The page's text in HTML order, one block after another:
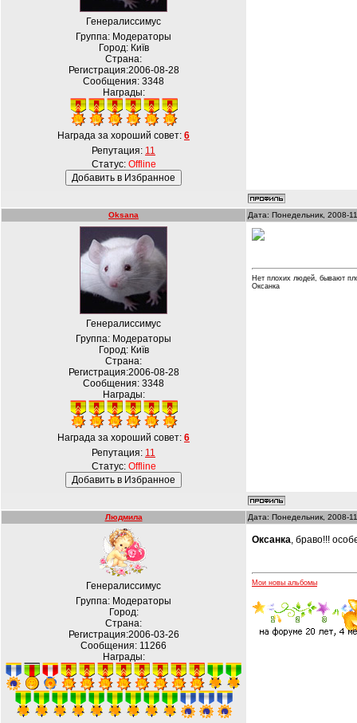
Генералиссимус
Группа: Модераторы
Город: Київ
Страна:
Регистрация:2006-08-28
Сообщения: 3348
Награды:
Награда за хороший совет: 6
Репутация: 11
Статус: Offline
Oksana Дата: Понедельник, 2008-
Генералиссимус
Группа: Модераторы
Город: Київ
Страна:
Регистрация:2006-08-28
Сообщения: 3348
Награды:
Награда за хороший совет: 6
Репутация: 11
Статус: Offline
Нет плохих людей, бывают
Оксанка
Людмила Дата: Понедельник, 2008-
Генералиссимус
Группа: Модераторы
Город:
Страна:
Регистрация:2006-03-26
Сообщения: 11266
Награды:
Оксанка, браво!!!
Мои новы альбомы